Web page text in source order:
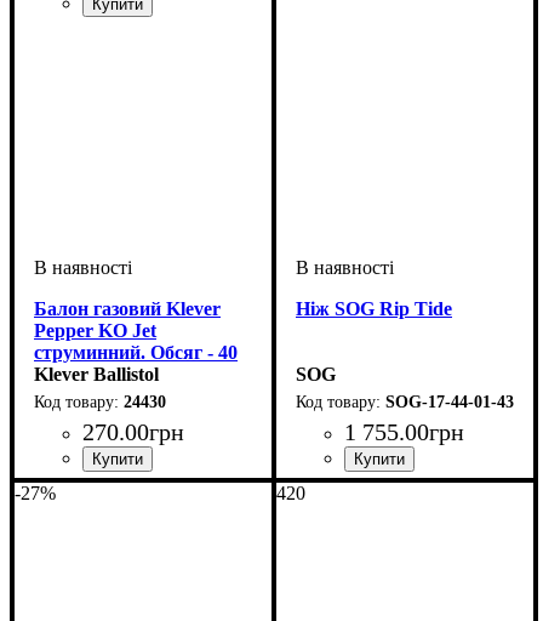
Балон газовий Klever
Pepper KO Jet
струминний. Обсяг - 40
мл
Klever Ballistol
24430
270.00грн
Ніж SOG Rip Tide
SOG
SOG-17-44-01-43
1 755.00грн
-27% 420